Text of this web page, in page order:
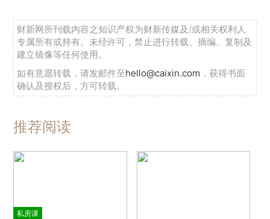
财新网所刊载内容之知识产权为财新传媒及/或相关权利人
专属所有或持有。未经许可，禁止进行转载、摘编、复制及
建立镜像等任何使用。
如有意愿转载，请发邮件至hello@caixin.com ，获得书面
确认及授权后，方可转载。
推荐阅读
私房课